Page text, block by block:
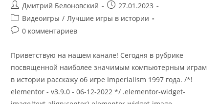
Post
author:
Дмитрий Белоновский
Запись
опубликована:
27.01.2023
Post
category:
Видеоигры / Лучшие игры в истории
Post0 комментариев
Приветствую на нашем канале! Сегодня в рубрике
посвященной наиболее значимым компьютерным играм
в истории расскажу об игре Imperialism 1997 года. /*!
elementor - v3.9.0 - 06-12-2022 */ .elementor-widget-